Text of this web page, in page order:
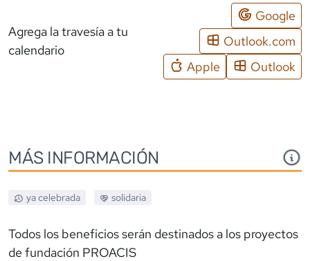
Agrega la travesía a tu
calendario
Google
Outlook.com
Apple
Outlook
MÁS INFORMACIÓN
ya celebrada solidaria
Todos los beneficios serán destinados a los proyectos
de fundación PROACIS